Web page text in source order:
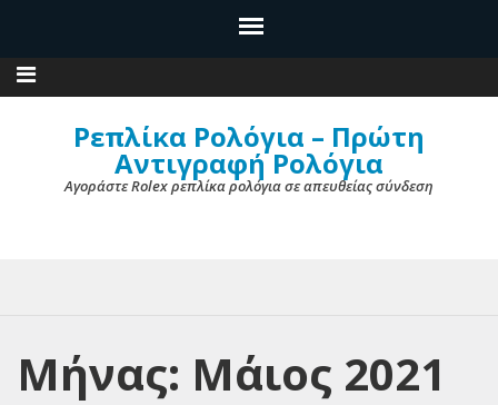
Ρεπλίκα Ρολόγια – Πρώτη
Αντιγραφή Ρολόγια
Αγοράστε Rolex ρεπλίκα ρολόγια σε απευθείας σύνδεση
Μήνας: Μάιος 2021